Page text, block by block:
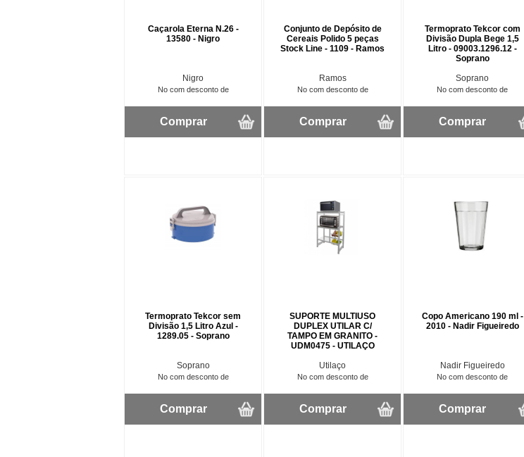
Caçarola Eterna N.26 -
13580 - Nigro
Nigro
No com desconto de
Comprar
Conjunto de Depósito de
Cereais Polido 5 peças
Stock Line - 1109 - Ramos
Ramos
No com desconto de
Comprar
Termoprato Tekcor com
Divisão Dupla Bege 1,5
Litro - 09003.1296.12 -
Soprano
Soprano
No com desconto de
Comprar
Termoprato Tekcor sem
Divisão 1,5 Litro Azul -
1289.05 - Soprano
Soprano
No com desconto de
Comprar
SUPORTE MULTIUSO
DUPLEX UTILAR C/
TAMPO EM GRANITO -
UDM0475 - UTILAÇO
Utilaço
No com desconto de
Comprar
Copo Americano 190 ml -
2010 - Nadir Figueiredo
Nadir Figueiredo
No com desconto de
Comprar